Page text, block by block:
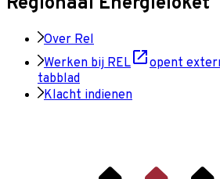
Over Rel
Werken bij REL
opent
tabblad
Klacht indienen